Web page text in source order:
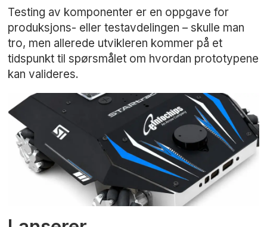
Testing av komponenter er en oppgave for
produksjons- eller testavdelingen – skulle man
tro, men allerede utvikleren kommer på et
tidspunkt til spørsmålet om hvordan prototypene
kan valideres.